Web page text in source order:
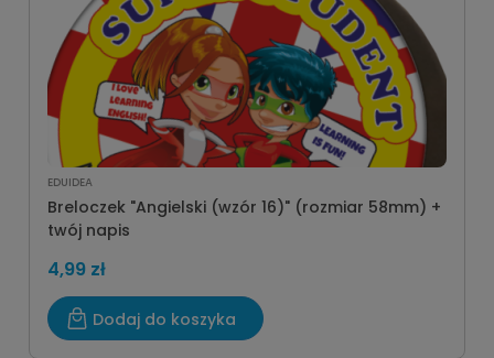
EDUIDEA
Breloczek "Angielski (wzór 16)" (rozmiar 58mm) +
twój napis
4,99 zł
Dodaj do koszyka